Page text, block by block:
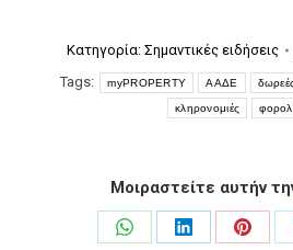
Κατηγορία: Σημαντικές ειδήσεις
Tags:
myPROPERTY ΑΑΔΕ
κληρονομιές
Μοιραστείτε αυτήν
Share
Share
Share